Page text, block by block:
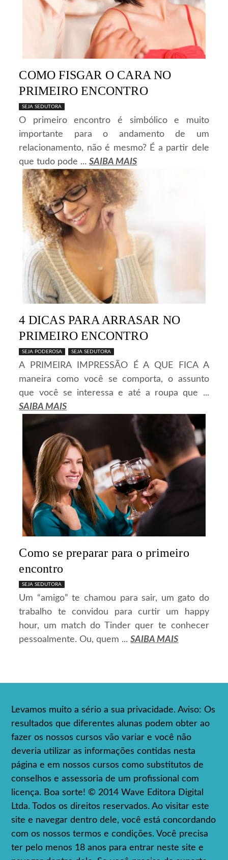
COMO FISGAR O CARA NO
PRIMEIRO ENCONTRO
SEJA SEDUTORA
O primeiro encontro é simbólico e muito
importante para o andamento de um
relacionamento, não é mesmo? É a partir dele
que tudo pode ...SAIBA MAIS
4 DICAS PARA ARRASAR NO
PRIMEIRO ENCONTRO
SEJA PODEROSA SEJA SEDUTORA
A PRIMEIRA IMPRESSÃO É A QUE FICA A
maneira como você se comporta, o assunto
que você se interessa e até a roupa que ...
SAIBA MAIS
Como se preparar para o primeiro
encontro
SEJA SEDUTORA
Um “amigo” te chamou para sair, um gato do
trabalho te convidou para curtir um happy
hour, um match do Tinder quer te conhecer
pessoalmente. Ou, quem ...SAIBA MAIS
Levamos muito a sério a sua privacidade. Aviso: Os
resultados que diferentes alunas podem obter ao
fazer os nossos cursos vão variar e você não
deveria utilizar as informações contidas nesta
página e em nossos cursos como substitutos de
conselhos e assessoria de um profissional com
licença. Boa sorte! © 2014 Wave Editora Digital
Ltda. Todos os direitos reservados. Ao visitar este
site e navegar dentro dele, você está concordando
com os nossos termos e condições. Você precisa
ter pelo menos 18 anos para entrar neste site e